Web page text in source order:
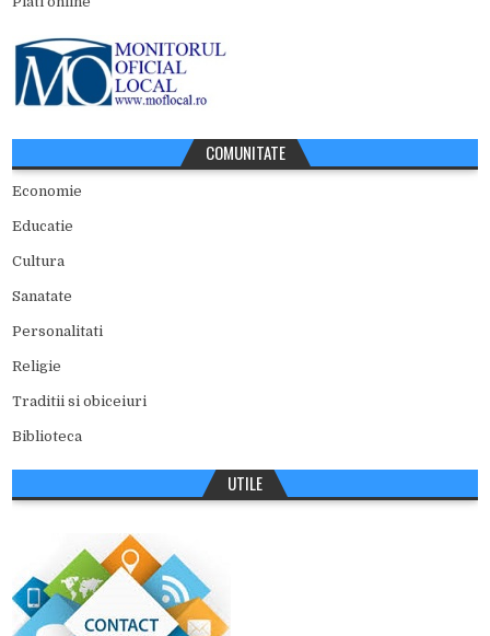
COMUNITATE
Economie
Educatie
Cultura
Sanatate
Personalitati
Religie
Traditii si obiceiuri
Biblioteca
UTILE